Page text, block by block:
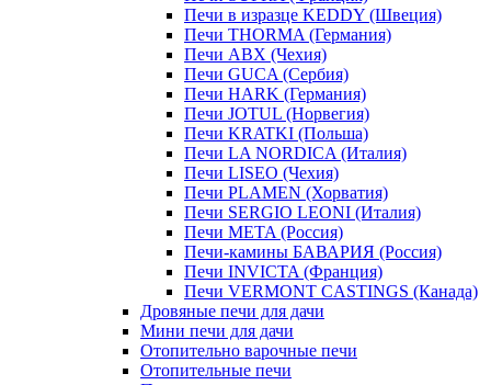
Печи в изразце KEDDY (Швеция)
Печи THORMA (Германия)
Печи ABX (Чехия)
Печи GUCA (Сербия)
Печи HARK (Германия)
Печи JOTUL (Норвегия)
Печи KRATKI (Польша)
Печи LA NORDICA (Италия)
Печи LISEO (Чехия)
Печи PLAMEN (Хорватия)
Печи SERGIO LEONI (Италия)
Печи META (Россия)
Печи-камины БАВАРИЯ (Россия)
Печи INVICTA (Франция)
Печи VERMONT CASTINGS (Канада)
Дровяные печи для дачи
Мини печи для дачи
Отопительно варочные печи
Отопительные печи